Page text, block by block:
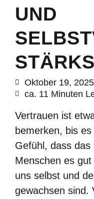
UND
Oktober 19, 2025
ca. 11 Minuten
Vertrauen ist
bemerken, bis
Gefühl, dass
Menschen es
uns selbst und
gewachsen sind.